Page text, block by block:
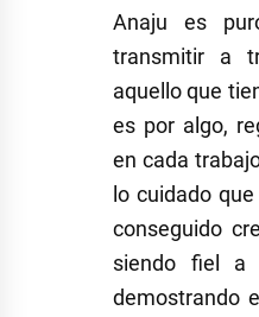
Anaju es
transmitir a
aquello que
es por algo,
en cada
lo cuidado
conseguido
siendo fiel a
demostrando